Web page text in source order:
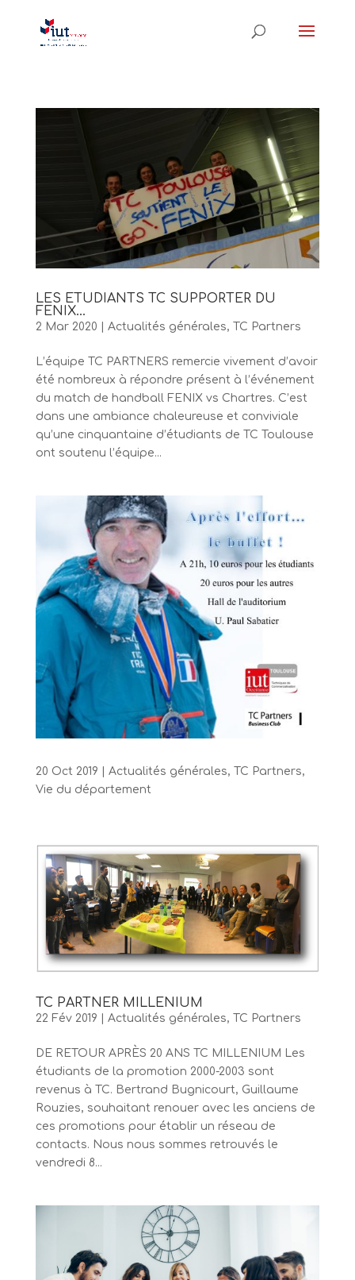
LES ETUDIANTS TC SUPPORTER DU
FENIX…
2 Mar 2020 Actualités générales, TC Partners
L’équipe TC PARTNERS remercie vivement d’avoir
été nombreux à répondre présent à l’événement
du match de handball FENIX vs Chartres. C’est
dans une ambiance chaleureuse et conviviale
qu’une cinquantaine d’étudiants de TC Toulouse
ont soutenu l’équipe...
20 Oct 2019 Actualités générales, TC Partners,
Vie du département
TC PARTNER MILLENIUM
22 Fév 2019 Actualités générales, TC Partners
DE RETOUR APRÈS 20 ANS TC MILLENIUM Les
étudiants de la promotion 2000-2003 sont
revenus à TC. Bertrand Bugnicourt, Guillaume
Rouzies, souhaitant renouer avec les anciens de
ces promotions pour établir un réseau de
contacts. Nous nous sommes retrouvés le
vendredi 8...